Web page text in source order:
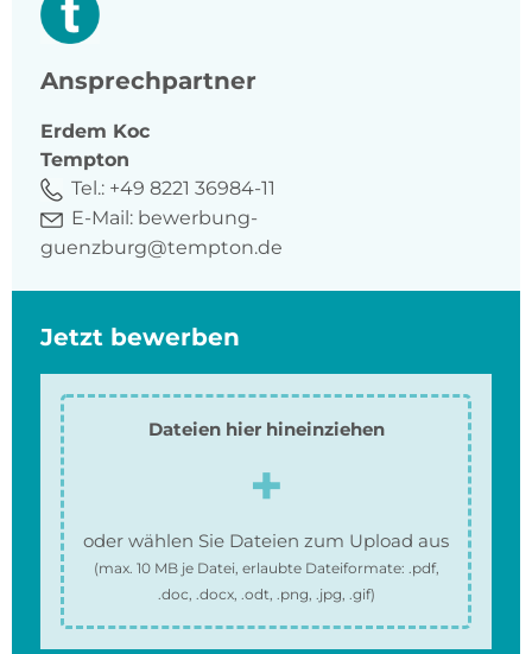
Ansprechpartner
Erdem Koc
Tempton
Tel.: +49 8221 36984-11
E-Mail: bewerbung-
guenzburg@tempton.de
Jetzt bewerben
Dateien hier hineinziehen
oder wählen Sie Dateien zum Upload aus
(max. 10 MBje Datei, erlaubte Dateiformate: .pdf,
.doc, .docx, .odt, .png, .jpg, .gif)